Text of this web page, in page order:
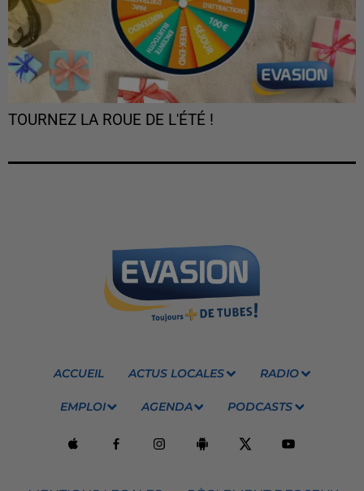
TOURNEZ LA ROUE DE L'ÉTÉ !
ACCUEIL ACTUS LOCALES RADIO
EMPLOI AGENDA PODCASTS